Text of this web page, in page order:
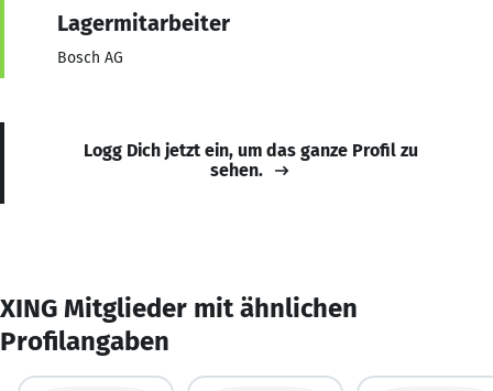
Lagermitarbeiter
Bosch AG
Logg Dich jetzt ein, um das ganze Profil zu
sehen.
XING Mitglieder mit ähnlichen
Profilangaben